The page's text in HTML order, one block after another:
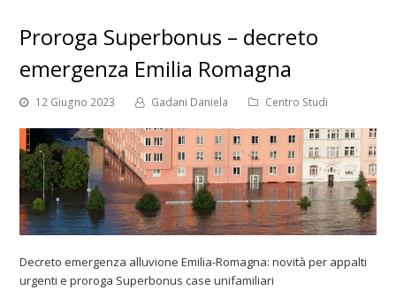
Proroga Superbonus – decreto
emergenza Emilia Romagna
12 Giugno 2023 Gadani Daniela Centro Studi
Decreto emergenza alluvione Emilia-Romagna: novità per appalti
urgenti e proroga Superbonus case unifamiliari